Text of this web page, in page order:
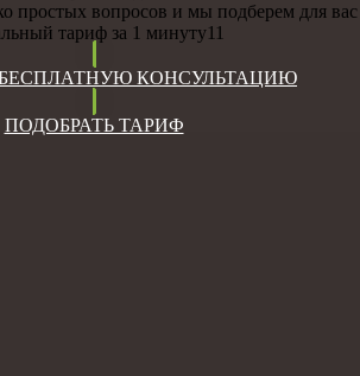
простых вопросов и мы подберем для вас
тариф за 1 минуту11
КОНСУЛЬТАЦИЮ
ПОДОБРАТЬ ТАРИФ